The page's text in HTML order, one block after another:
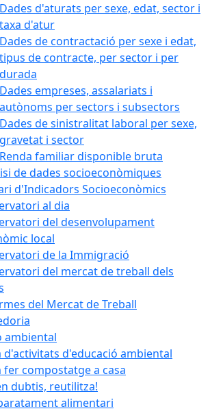
Dades d'aturats per sexe, edat, sector i
taxa d'atur
Dades de contractació per sexe i edat,
tipus de contracte, per sector i per
durada
Dades empreses, assalariats i
autònoms per sectors i subsectors
Dades de sinistralitat laboral per sexe,
gravetat i sector
Renda familiar disponible bruta
de dades socioeconòmiques
d'Indicadors Socioeconòmics
al dia
del desenvolupament
local
de la Immigració
del mercat de treball dels
del Mercat de Treball
ambiental
d'activitats d'educació ambiental
fer compostatge a casa
dubtis, reutilitza!
alimentari